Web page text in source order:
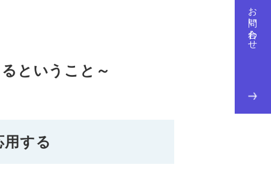
お問い合わせ
ということ～
する